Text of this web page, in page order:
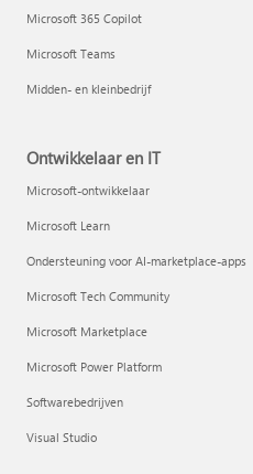
Microsoft 365 Copilot
Microsoft Teams
Midden- en kleinbedrijf
Ontwikkelaar en IT
Microsoft-ontwikkelaar
Microsoft Learn
Ondersteuning voor AI-marketplace-apps
Microsoft Tech Community
Microsoft Marketplace
Microsoft Power Platform
Softwarebedrijven
Visual Studio